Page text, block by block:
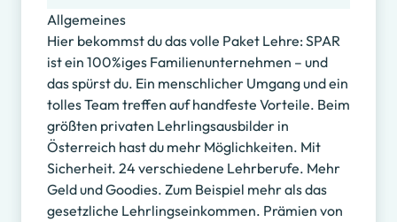
Allgemeines
Hier bekommst du das volle Paket Lehre: SPAR
ist ein 100%iges Familienunternehmen – und
das spürst du. Ein menschlicher Umgang und ein
tolles Team treffen auf handfeste Vorteile. Beim
größten privaten Lehrlingsausbilder in
Österreich hast du mehr Möglichkeiten. Mit
Sicherheit. 24 verschiedene Lehrberufe. Mehr
Geld und Goodies. Zum Beispiel mehr als das
gesetzliche Lehrlingseinkommen. Prämien von